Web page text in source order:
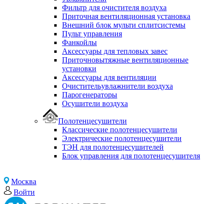
Фильтр для очистителя воздуха
Приточная вентиляционная установка
Внешний блок мульти сплитсистемы
Пульт управления
Фанкойлы
Аксессуары для тепловых завес
Приточновытяжные вентиляционные
установки
Аксессуары для вентиляции
Очистительувлажнители воздуха
Парогенераторы
Осушители воздуха
Полотенцесушители
Классические полотенцесушители
Электрические полотенцесушители
ТЭН для полотенцесушителей
Блок управления для полотенцесушителя
Москва
Войти